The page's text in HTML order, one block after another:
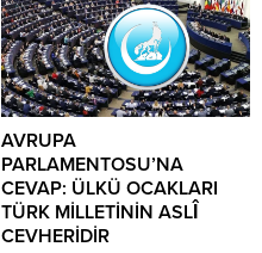
AVRUPA
PARLAMENTOSU’NA
CEVAP: ÜLKÜ OCAKLARI
TÜRK MİLLETİNİN ASLÎ
CEVHERİDİR